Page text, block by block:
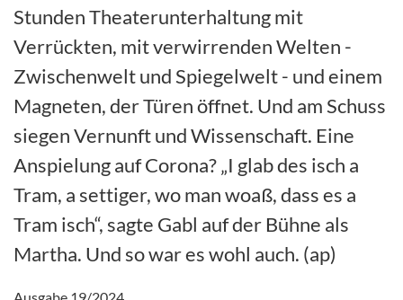
Stunden Theaterunterhaltung mit
Verrückten, mit verwirrenden Welten -
Zwischenwelt und Spiegelwelt - und einem
Magneten, der Türen öffnet. Und am Schuss
siegen Vernunft und Wissenschaft. Eine
Anspielung auf Corona? „I glab des isch a
Tram, a settiger, wo man woaß, dass es a
Tram isch“, sagte Gabl auf der Bühne als
Martha. Und so war es wohl auch. (ap)